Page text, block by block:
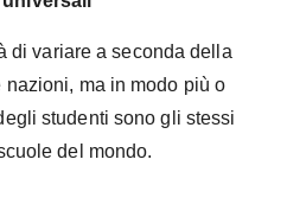
di variare a seconda della
nazioni, ma in modo più o
studenti sono gli stessi
del mondo.